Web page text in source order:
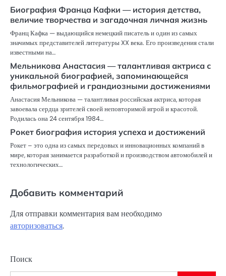
Биография Франца Кафки — история детства,
величие творчества и загадочная личная жизнь
Франц Кафка — выдающийся немецкий писатель и один из самых
значимых представителей литературы XX века. Его произведения стали
известными на…
Мельникова Анастасия — талантливая актриса с
уникальной биографией, запоминающейся
фильмографией и грандиозными достижениями
Анастасия Мельникова — талантливая российская актриса, которая
завоевала сердца зрителей своей неповторимой игрой и красотой.
Родилась она 24 сентября 1984…
Рокет биография история успеха и достижений
Рокет – это одна из самых передовых и инновационных компаний в
мире, которая занимается разработкой и производством автомобилей и
технологических…
Добавить комментарий
Для отправки комментария вам необходимо
авторизоваться.
Поиск